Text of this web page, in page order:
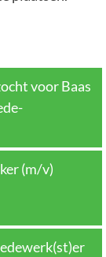
voor Baas
(m/v)